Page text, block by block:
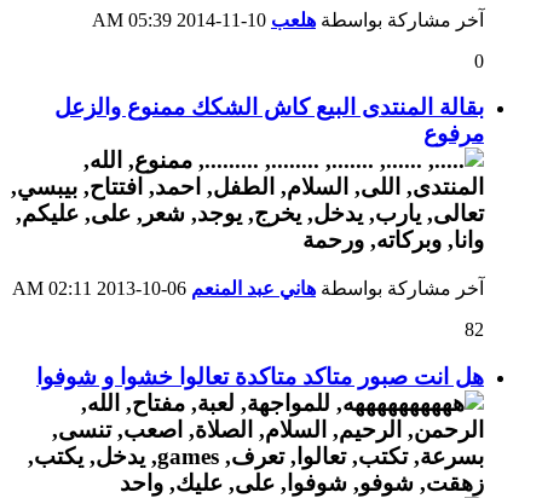
آخر مشاركة بواسطة هلعب
05:39 AM
0
بقالة المنتدى البيع كاش الشكك ممنوع والزعل
مرفوع
آخر مشاركة بواسطة هاني عبد المنعم
02:11 AM
82
هل انت صبور متاكد متاكدة تعالوا خشوا و شوفوا